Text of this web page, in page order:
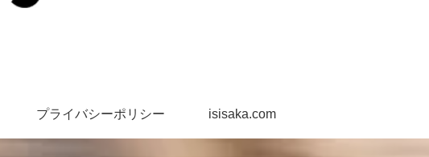
プライバシーポリシー isisaka.com